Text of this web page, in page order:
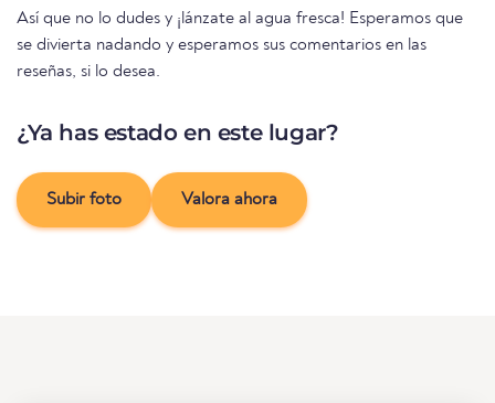
Así que no lo dudes y ¡lánzate al agua fresca! Esperamos que
se divierta nadando y esperamos sus comentarios en las
reseñas, si lo desea.
¿Ya has estado en este lugar?
Subir foto Valora ahora